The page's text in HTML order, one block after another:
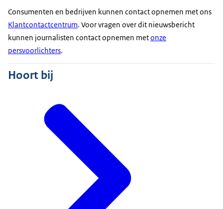
Consumenten en bedrijven kunnen contact opnemen met ons
Klantcontactcentrum. Voor vragen over dit nieuwsbericht
kunnen journalisten contact opnemen metonze
persvoorlichters.
Hoort bij